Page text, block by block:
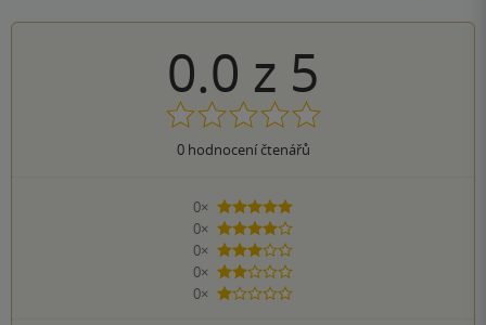
0.0 z 5
0hodnocení čtenářů
0×
5 hvězdiček
0×
4 hvězdičky
0×
3 hvězdičky
0×
2 hvězdičky
0×
1 hvezdička